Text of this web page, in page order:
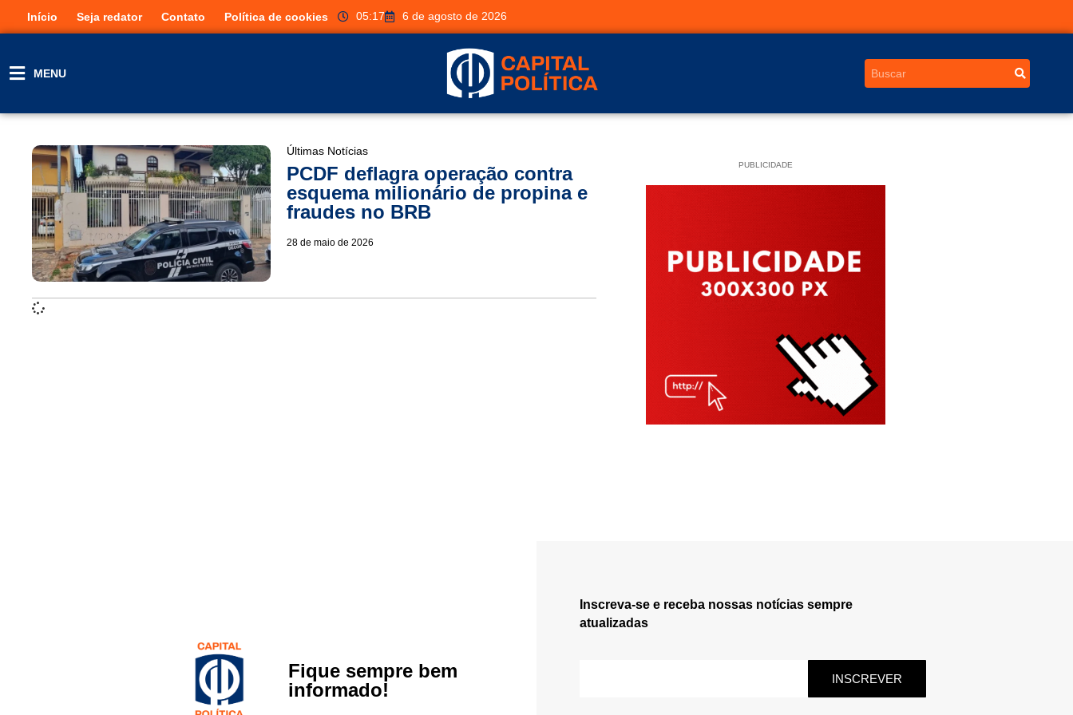
Início Seja redator Contato Política de cookies 05:17 6 de agosto de 2026
MENU
Últimas Notícias
PCDF deflagra operação contra
esquema milionário de propina e
fraudes no BRB
28 de maio de 2026
PUBLICIDADE
Fique sempre bem
informado!
Inscreva-se e receba nossas notícias sempre
atualizadas
INSCREVER